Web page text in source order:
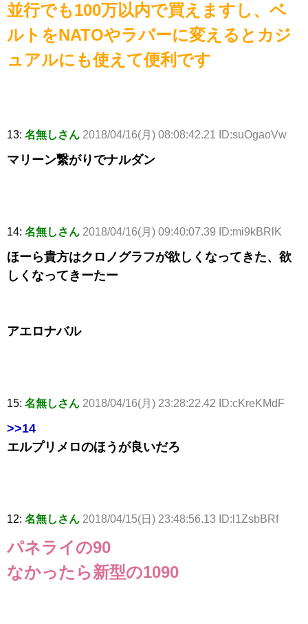
並行でも100万以内で買えますし、ベ
ルトをNATOやラバーに変えるとカジ
ュアルにも使えて便利です
13: 名無しさん 2018/04/16(月) 08:08:42.21 ID:suOgaoVw
マリーン繋がりでナルダン
14: 名無しさん 2018/04/16(月) 09:40:07.39 ID:mi9kBRlK
ほーら貴方はクロノグラフが欲しくなってきた、欲
しくなってきーたー
アエロナバル
15: 名無しさん 2018/04/16(月) 23:28:22.42 ID:cKreKMdF
>>14
エルプリメロのほうが良いだろ
12: 名無しさん 2018/04/15(日) 23:48:56.13 ID:l1ZsbBRf
パネライの90
なかったら新型の1090